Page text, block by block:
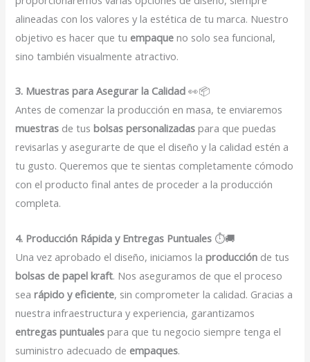
alineadas con los valores y la estética de tu marca. Nuestro
objetivo es hacer que tu empaque no solo sea funcional,
sino también visualmente atractivo.
3. Muestras para Asegurar la Calidad 👀📦
Antes de comenzar la producción en masa, te enviaremos
muestras de tusbolsas personalizadas para que puedas
revisarlas y asegurarte de que el diseño y la calidad estén a
tu gusto. Queremos que te sientas completamente cómodo
con el producto final antes de proceder a la producción
completa.
4. Producción Rápida y Entregas Puntuales ⏱️🚚
Una vez aprobado el diseño, iniciamos laproducción de tus
bolsas de papel kraft. Nos aseguramos de que el proceso
searápido y eficiente, sin comprometer la calidad. Gracias a
nuestra infraestructura y experiencia, garantizamos
entregas puntuales para que tu negocio siempre tenga el
suministro adecuado de empaques.